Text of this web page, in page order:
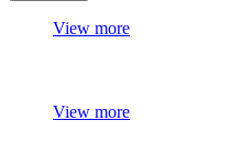
View more
View more